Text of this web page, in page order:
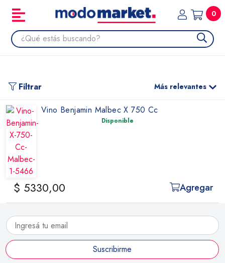
0
Filtrar Más relevantes
Vino Benjamin Malbec X 750 Cc
Disponible
$ 5330,00 Agregar
Suscribirme